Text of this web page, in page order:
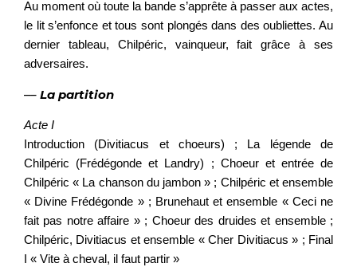
Au moment où toute la bande s’apprête à passer aux actes,
le lit s’enfonce et tous sont plongés dans des oubliettes. Au
dernier tableau, Chilpéric, vainqueur, fait grâce à ses
adversaires.
–– La partition
Acte I
Introduction (Divitiacus et choeurs) ; La légende de
Chilpéric (Frédégonde et Landry) ; Choeur et entrée de
Chilpéric « La chanson du jambon » ; Chilpéric et ensemble
« Divine Frédégonde » ; Brunehaut et ensemble « Ceci ne
fait pas notre affaire » ; Choeur des druides et ensemble ;
Chilpéric, Divitiacus et ensemble « Cher Divitiacus » ; Final
I « Vite à cheval, il faut partir »